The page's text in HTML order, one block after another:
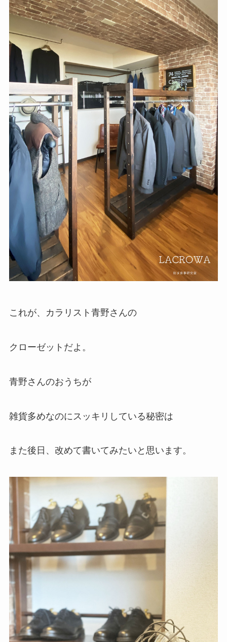
これが、カラリスト青野さんの
クローゼットだよ。
青野さんのおうちが
雑貨多めなのにスッキリしている秘密は
また後日、改めて書いてみたいと思います。